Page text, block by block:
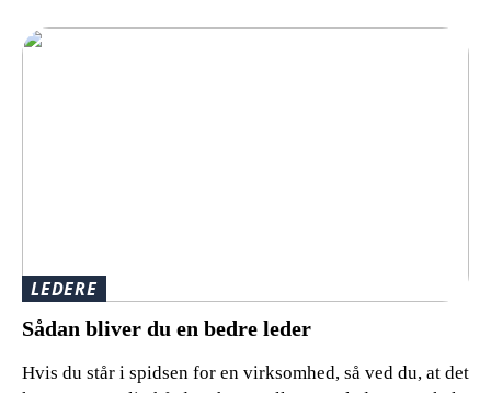
LEDERE
Sådan bliver du en bedre leder
Hvis du står i spidsen for en virksomhed, så ved du, at det